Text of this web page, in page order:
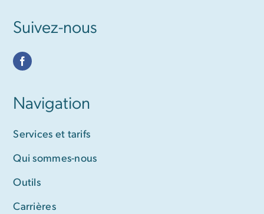
Suivez-nous
Navigation
Services et tarifs
Qui sommes-nous
Outils
Carrières